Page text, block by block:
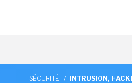
SÉCURITÉ / INTRUSION,